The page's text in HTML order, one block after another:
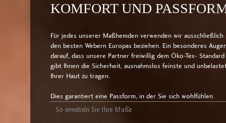
KOMFORT UND
Für jedes unserer Maßhemden verwenden wir
den besten Webern Europas beziehen. Ein besonderes
darauf, dass unsere Partner freiwillig dem Öko-Tex-
gibt Ihnen die Sicherheit, ausnahmslos feinste und
Ihrer Haut zu tragen.
Dies garantiert eine Passform, in der Sie sich wohlfühlen.
So ermitteln Sie Ihre Maße